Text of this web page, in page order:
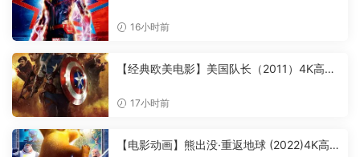
尔·杰克逊|动作 / 科幻 / 冒险|又名: 漫威队长
16小时前
【经典欧美电影】美国队长（2011）4K高清|
幻 / 冒险|又名: 复仇者先锋|美国队长|夸克网
17小时前
【电影动画】熊出没·重返地球 (2022)4K高